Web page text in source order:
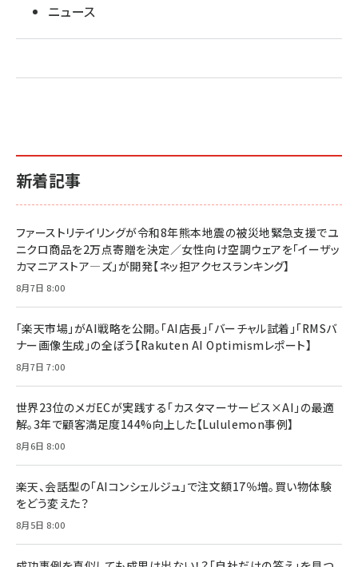
ニュース
新着記事
ファーストリテイリングが令和8年熊本地震の被災地緊急支援でユ
ニクロ商品を2万点寄贈を決定／女性向け空調ウェアを「イーザッ
カマニアストア―ズ」が開発【ネッ担アクセスランキング】
8月7日 8:00
「楽天市場」がAI戦略を公開。「AI店長」「バーチャル試着」「RMSバ
ナー画像生成」の全ぼう【Rakuten AI Optimismレポート】
8月7日 7:00
世界23位のメガECが実践する「カスタマーサービス×AI」の最適
解。3年で顧客満足度144%向上した【Lululemon事例】
8月6日 8:00
楽天、会話型の「AIコンシェルジュ」で注文額17％増。買い物体験
をどう変えた？
8月5日 8:00